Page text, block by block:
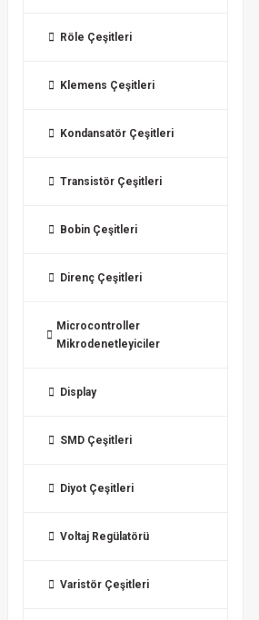
Röle Çeşitleri
Klemens Çeşitleri
Kondansatör Çeşitleri
Transistör Çeşitleri
Bobin Çeşitleri
Direnç Çeşitleri
Microcontroller
Mikrodenetleyiciler
Display
SMD Çeşitleri
Diyot Çeşitleri
Voltaj Regülatörü
Varistör Çeşitleri